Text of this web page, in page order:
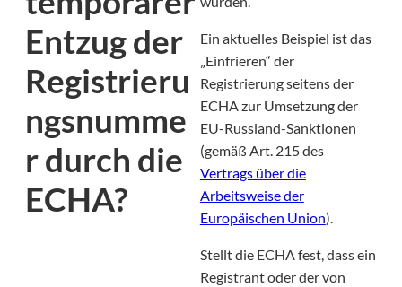
Entzug der
Registrieru
ngsnumme
r durch die
ECHA?
Ein aktuelles Beispiel ist das
„Einfrieren“ der
Registrierung seitens der
ECHA zur Umsetzung der
EU-Russland-Sanktionen
(gemäß Art. 215 des
Vertrags über die
Arbeitsweise der
Europäischen Union).
Stellt die ECHA fest, dass ein
Registrant oder der von